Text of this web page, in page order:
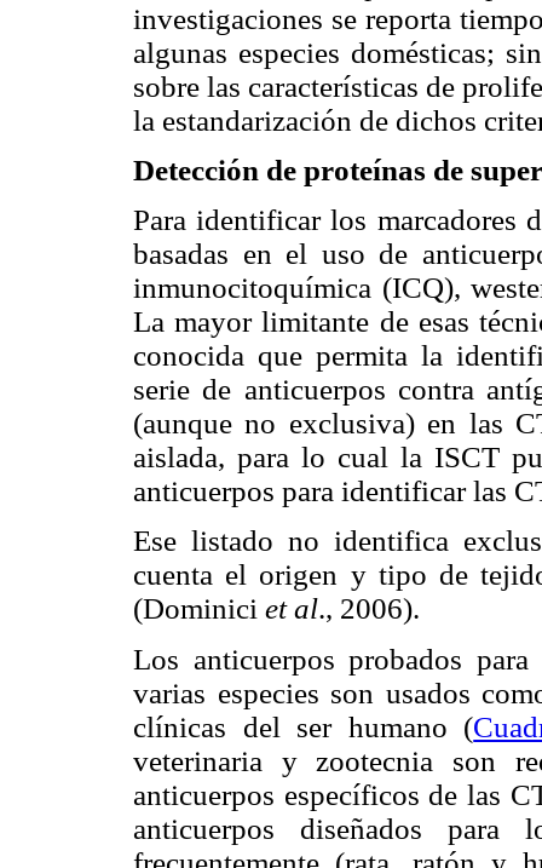
investigaciones se reporta
algunas especies domésticas;
sobre las características de
la estandarización de dichos
Detección de proteínas de
Para identificar los marcadores
basadas en el uso de
inmunocitoquímica (ICQ),
La mayor limitante de esas
conocida que permita la
serie de anticuerpos contra
(aunque no exclusiva) en las
aislada, para lo cual la ISCT
anticuerpos para identificar las
Ese listado no identifica
cuenta el origen y tipo de
(Dominici et al., 2006).
Los anticuerpos probados
varias especies son usados
clínicas del ser humano (
veterinaria y zootecnia son
anticuerpos específicos de las
anticuerpos diseñados para